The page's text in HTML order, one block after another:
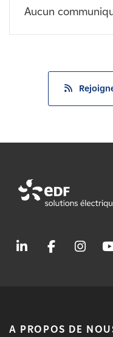
Affiliés
Aucun
A PROPOS DE